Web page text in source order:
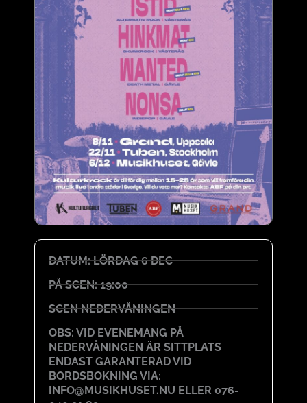
DATUM: LÖRDAG 6 DEC
PÅ SCEN: 19:00
SCEN NEDERVÅNINGEN
OBS: VID EVENEMANG PÅ
NEDERVÅNINGEN ÄR SITTPLATS
ENDAST GARANTERAD VID
BORDSBOKNING VIA:
INFO@MUSIKHUSET.NU ELLER 076-